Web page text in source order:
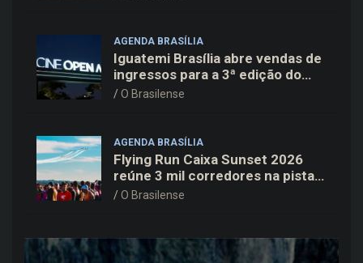
AGENDA BRASÍLIA
Iguatemi Brasília abre vendas de
ingressos para a 3ª edição do
Cine Open Air
O Brasilense
AGENDA BRASÍLIA
Flying Run Caixa Sunset 2026
reúne 3 mil corredores na pista
do Aeroporto de Brasília neste
O Brasilense